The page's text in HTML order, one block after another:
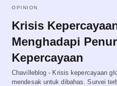
OPINION
Krisis
Menghadapi
Kepercayaan
Chavilleblog - Krisis kepercayaan
mendesak untuk dibahas. Survei